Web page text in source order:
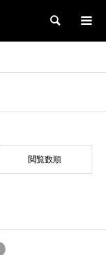
検索
閲覧数順